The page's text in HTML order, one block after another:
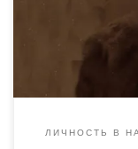
знаменитым
Нобелевской
здоровье, […]
ЛИЧНОСТЬ В